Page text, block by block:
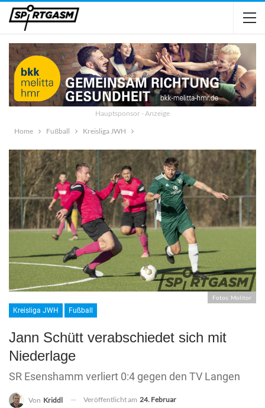
Hauptsponsor - Anzeige
Home
Fußball Kreisliga JWH
Fotos: Molitor
Kreisliga JWH Fußball
Jann Schütt verabschiedet sich mit
Niederlage
SR Esenshamm verliert 0:4 gegen den TV Langen
Von Kriddl Veröffentlicht am 24. Februar